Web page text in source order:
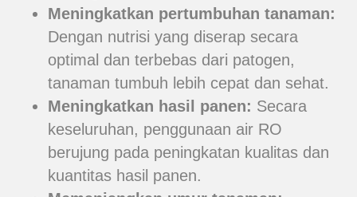
Meningkatkan pertumbuhan tanaman:
Dengan nutrisi yang diserap secara
optimal dan terbebas dari patogen,
tanaman tumbuh lebih cepat dan sehat.
Meningkatkan hasil panen: Secara
keseluruhan, penggunaan air RO
berujung pada peningkatan kualitas dan
kuantitas hasil panen.